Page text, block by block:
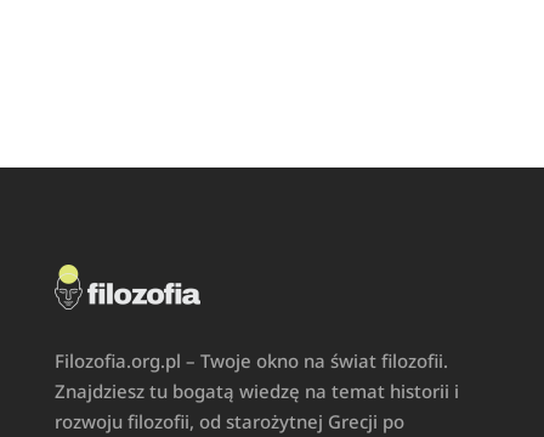
Filozofia.org.pl – Twoje okno na świat filozofii.
Znajdziesz tu bogatą wiedzę na temat historii i
rozwoju filozofii, od starożytnej Grecji po